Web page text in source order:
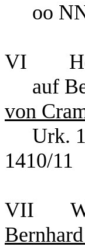
oo
VI
auf
von
Urk.
VII